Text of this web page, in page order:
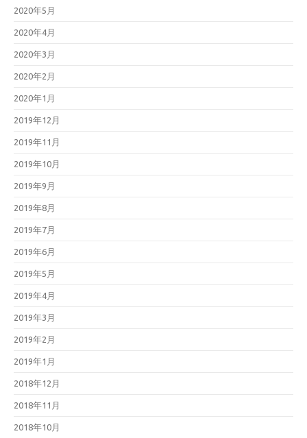
2020年5月
2020年4月
2020年3月
2020年2月
2020年1月
2019年12月
2019年11月
2019年10月
2019年9月
2019年8月
2019年7月
2019年6月
2019年5月
2019年4月
2019年3月
2019年2月
2019年1月
2018年12月
2018年11月
2018年10月